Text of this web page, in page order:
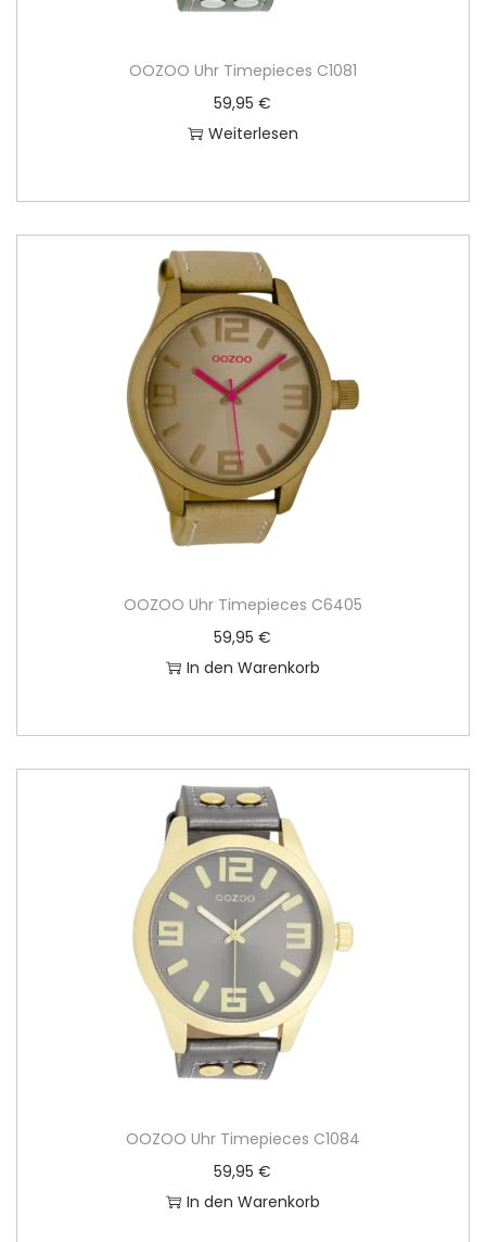
OOZOO Uhr Timepieces C1081
59,95€
Weiterlesen
OOZOO Uhr Timepieces C6405
59,95€
In den Warenkorb
OOZOO Uhr Timepieces C1084
59,95€
In den Warenkorb